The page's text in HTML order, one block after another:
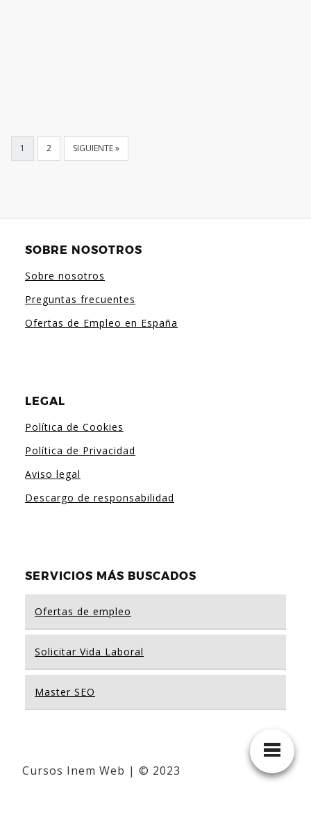
1 2 SIGUIENTE »
SOBRE NOSOTROS
Sobre nosotros
Preguntas frecuentes
Ofertas de Empleo en España
LEGAL
Política de Cookies
Política de Privacidad
Aviso legal
Descargo de responsabilidad
SERVICIOS MÁS BUSCADOS
Ofertas de empleo
Solicitar Vida Laboral
Master SEO
Cursos Inem Web | © 2023